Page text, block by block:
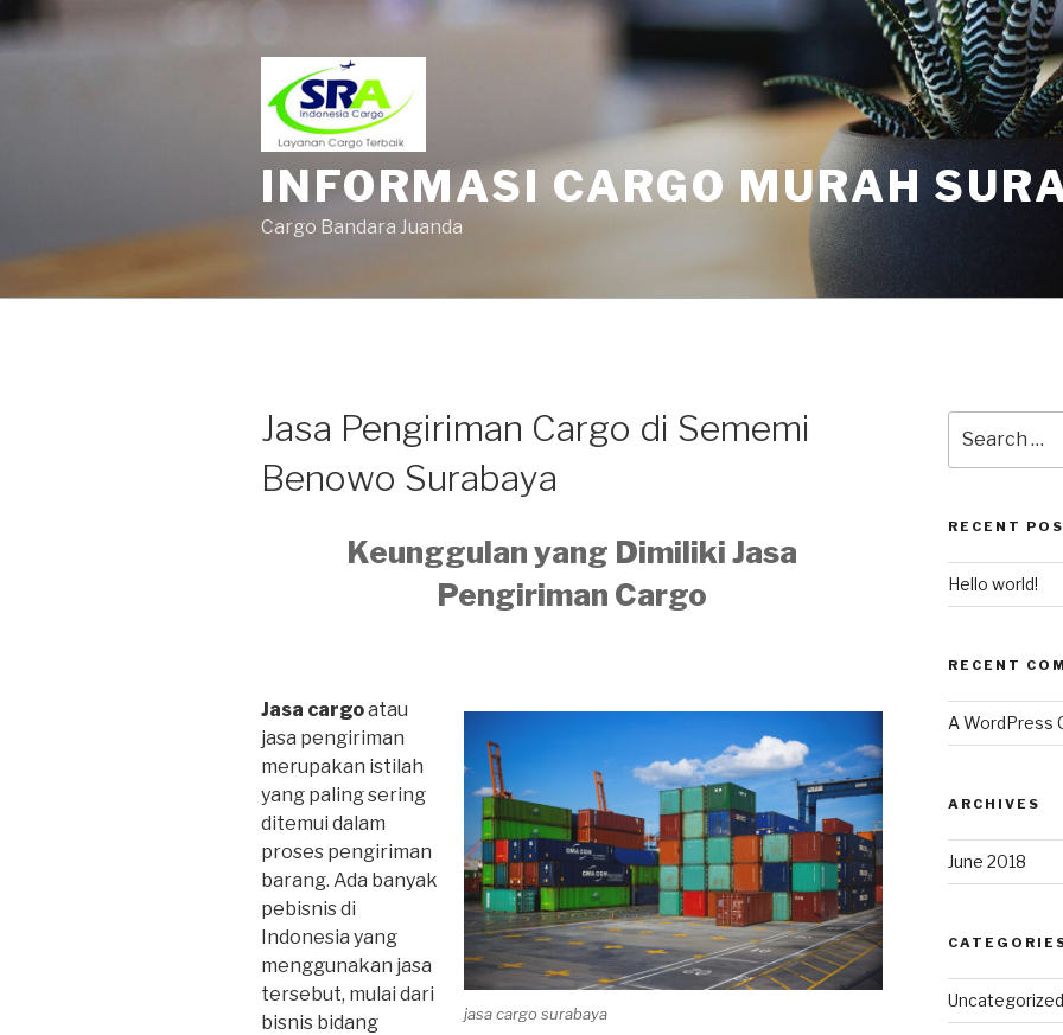
INFORMASI CARGO MURAH
Cargo Bandara Juanda
Jasa Pengiriman Cargo di Sememi
Benowo Surabaya
Keunggulan yang Dimiliki Jasa
Pengiriman Cargo
jasa cargo surabaya
Jasa cargoatau
jasa pengiriman
merupakan istilah
yang paling sering
ditemui dalam
proses pengiriman
barang. Ada banyak
pebisnis di
Indonesia yang
menggunakan jasa
tersebut, mulai dari
bisnis bidang
RECENT
Hello world!
RECENT
A WordPress
ARCHIVES
June 2018
Uncategorized